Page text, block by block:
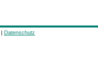
| Datenschutz